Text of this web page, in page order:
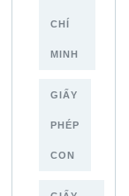
CHÍ
MINH
GIẤY
PHÉP
CON